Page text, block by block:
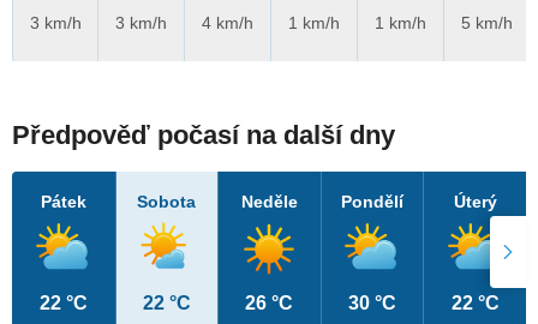
3 km/h
3 km/h
4 km/h
1 km/h
1 km/h
5 km/h
Předpověď počasí na další dny
Pátek
22 °C
Sobota
22 °C
Neděle
26 °C
Pondělí
30 °C
Úterý
22 °C